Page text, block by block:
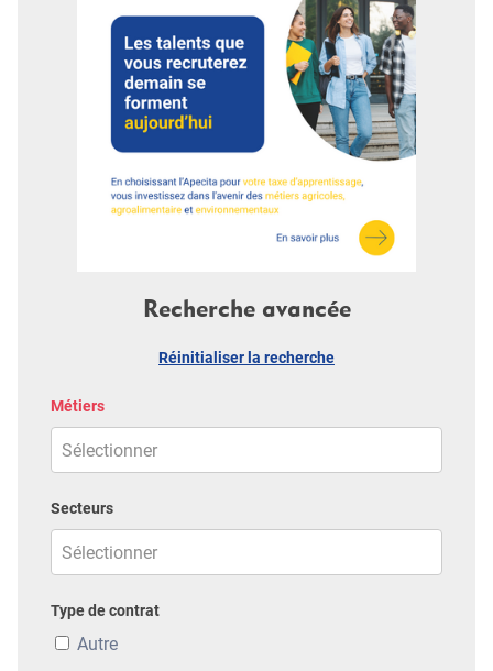
Recherche avancée
Réinitialiser la recherche
Métiers
Secteurs
Type de contrat
Autre